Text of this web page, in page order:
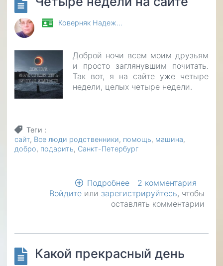
Коверняк Надеж…
Доброй ночи всем моим друзьям
и просто заглянувшим почитать.
Так вот, я на сайте уже четыре
недели, целых четыре недели.
Теги
сайт Все люди родственники помощь машина
добро подарить Санкт-Петербург
Подробнее
Четыре
недели
2 комментария
Войдите или зарегистрируйтесь, чтобы
оставлять комментарии
Какой прекрасный день